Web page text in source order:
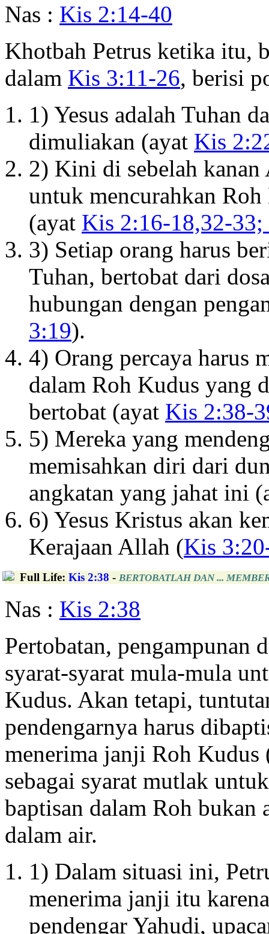
Nas : Kis 2:14-40
Khotbah Petrus ketika itu,
dalam Kis 3:11-26, berisi
1) Yesus adalah Tuhan
dimuliakan (ayat Kis
2) Kini di sebelah kanan
untuk mencurahkan Roh
(ayat Kis 2:16-18,32-33;
3) Setiap orang harus
Tuhan, bertobat dari
hubungan dengan
3:19).
4) Orang percaya harus
dalam Roh Kudus yang
bertobat (ayat Kis 2:38-
5) Mereka yang
memisahkan diri dari
angkatan yang jahat ini
6) Yesus Kristus akan
Kerajaan Allah (Kis
Full Life: Kis 2:38 - BERTOBATLAH DAN ...
Nas : Kis 2:38
Pertobatan, pengampunan
syarat-syarat mula-mula
Kudus. Akan tetapi,
pendengarnya harus
menerima janji Roh
sebagai syarat mutlak
baptisan dalam Roh bukan
dalam air.
1) Dalam situasi ini,
menerima janji itu
pendengar Yahudi,